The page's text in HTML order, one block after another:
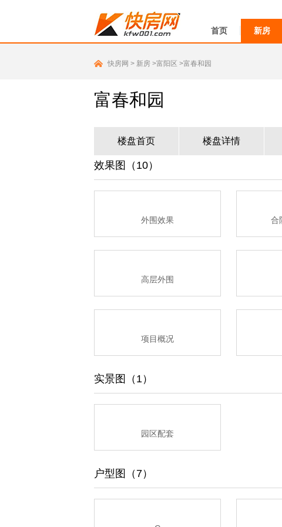
首页 新房
快房网 > 新房 >富阳区 >富春和园
富春和园
楼盘首页 楼盘详情
效果图（10）
外围效果 合
高层外围
项目概况
实景图（1）
园区配套
户型图（7）